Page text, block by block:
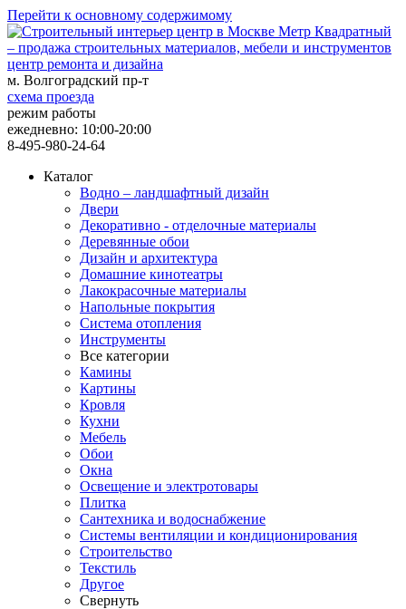
Перейти к основному содержимому
центр ремонта и дизайна
м. Волгоградский пр-т
схема проезда
режим работы
ежедневно: 10:00-20:00
8-495-980-24-64
Каталог
Водно – ландшафтный дизайн
Двери
Декоративно - отделочные материалы
Деревянные обои
Дизайн и архитектура
Домашние кинотеатры
Лакокрасочные материалы
Напольные покрытия
Система отопления
Инструменты
Все категории
Камины
Картины
Кровля
Кухни
Мебель
Обои
Окна
Освещение и электротовары
Плитка
Сантехника и водоснабжение
Системы вентиляции и кондиционирования
Строительство
Текстиль
Другое
Свернуть